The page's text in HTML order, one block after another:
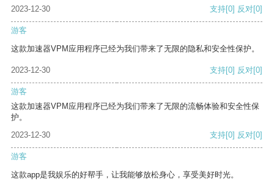
2023-12-30
支持[0] 反对[0]
游客
这款加速器VPM应用程序已经为我们带来了无限的隐私和安全性保护。
2023-12-30 支持[0] 反对[0]
游客
这款加速器VPM应用程序已经为我们带来了无限的流畅体验和安全性保
护。
2023-12-30
支持[0] 反对[0]
游客
这款app是我娱乐的好帮手，让我能够放松身心，享受美好时光。